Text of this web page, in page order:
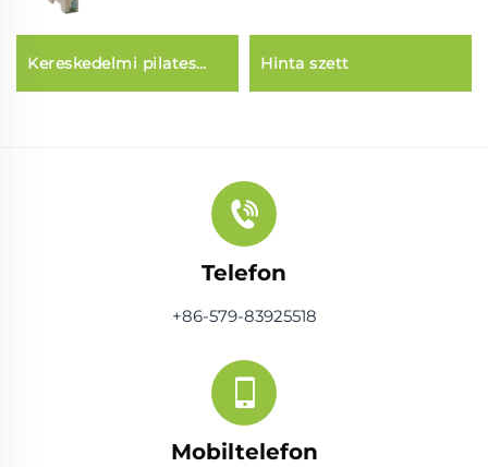
Kereskedelmi pilates
középpont ágy (3 az 1-
Hinta szett
Telefon
+86-579-83925518
Mobiltelefon